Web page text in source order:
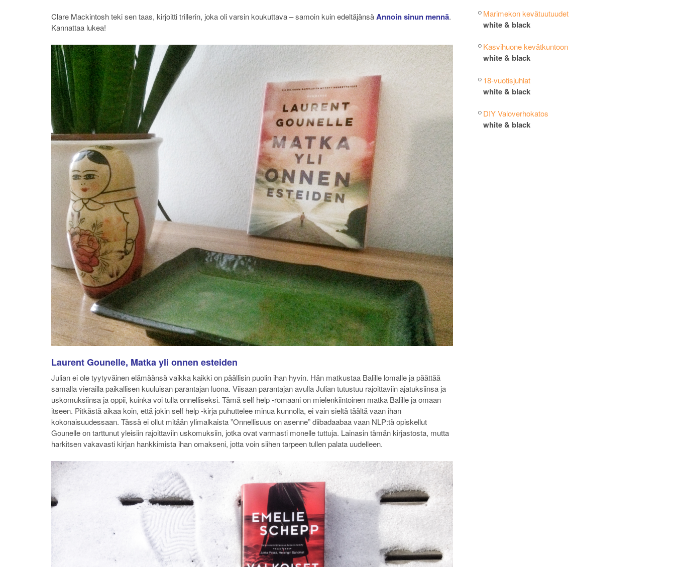
Marimekon kevätuutuudet
white & black
Kasvihuone kevätkuntoon
white & black
18-vuotisjuhlat
white & black
DIY Valoverhokatos
white & black
Clare Mackintosh teki sen taas, kirjoitti trillerin, joka oli varsin koukuttava – samoin kuin edeltäjänsäAnnoin sinun mennä.
Kannattaa lukea!
Laurent Gounelle, Matka yli onnen esteiden
Julian ei ole tyytyväinen elämäänsä vaikka kaikki on päällisin puolin ihan hyvin. Hän matkustaa Balille lomalle ja päättää
samalla vierailla paikallisen kuuluisan parantajan luona. Viisaan parantajan avulla Julian tutustuu rajoittaviin ajatuksiinsa ja
uskomuksiinsa ja oppii, kuinka voi tulla onnelliseksi. Tämä self help -romaani on mielenkiintoinen matka Balille ja omaan
itseen. Pitkästä aikaa koin, että jokin self help -kirja puhuttelee minua kunnolla, ei vain sieltä täältä vaan ihan
kokonaisuudessaan. Tässä ei ollut mitään ylimalkaista ”Onnellisuus on asenne” diibadaabaa vaan NLP:tä opiskellut
Gounelle on tarttunut yleisiin rajoittaviin uskomuksiin, jotka ovat varmasti monelle tuttuja. Lainasin tämän kirjastosta, mutta
harkitsen vakavasti kirjan hankkimista ihan omakseni, jotta voin siihen tarpeen tullen palata uudelleen.